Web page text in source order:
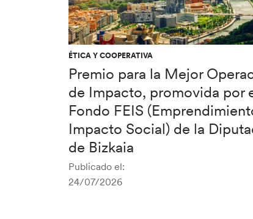
ÉTICA Y COOPERATIVA
Premio para la Mejor
de Impacto, promovida por
Fondo FEIS
Impacto Social) de la
de Bizkaia
Publicado el:
24/07/2026